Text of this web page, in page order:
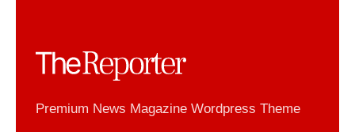
Premium News Magazine Wordpress Theme